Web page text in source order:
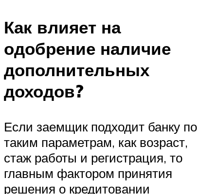
Как влияет на
одобрение наличие
дополнительных
доходов?
Если заемщик подходит банку по
таким параметрам, как возраст,
стаж работы и регистрация, то
главным фактором принятия
решения о кредитовании